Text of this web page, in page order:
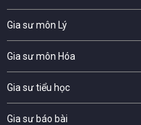
Gia sư môn Lý
Gia sư môn Hóa
Gia sư tiểu học
Gia sư báo bài